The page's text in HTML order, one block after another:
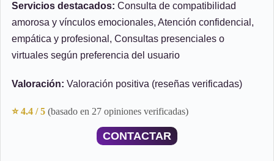
Servicios destacados: Consulta de compatibilidad
amorosa y vínculos emocionales, Atención confidencial,
empática y profesional, Consultas presenciales o
virtuales según preferencia del usuario
Valoración: Valoración positiva (reseñas verificadas)
⭐ 4.4 / 5 (basado en 27 opiniones verificadas)
CONTACTAR